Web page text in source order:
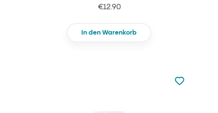
€12.90
In den Warenkorb
zu den
zu Ihren